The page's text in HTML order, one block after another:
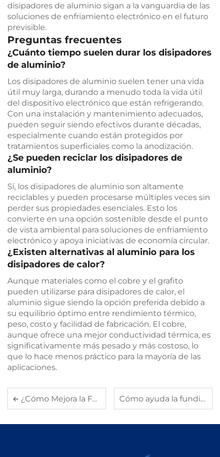
disipadores de aluminio sigan a la vanguardia de las
soluciones de enfriamiento electrónico en el futuro
previsible.
Preguntas frecuentes
¿Cuánto tiempo suelen durar los disipadores
de aluminio?
Los disipadores de aluminio suelen tener una vida
útil muy larga, durando a menudo toda la vida útil
del dispositivo electrónico que están refrigerando.
Con una instalación y mantenimiento adecuados,
pueden seguir siendo efectivos durante décadas,
especialmente cuando están protegidos por
tratamientos superficiales como la anodización.
¿Se pueden reciclar los disipadores de
aluminio?
Sí, los disipadores de aluminio son altamente
reciclables y pueden procesarse múltiples veces sin
perder sus propiedades esenciales. Esto los
convierte en una opción sostenible desde el punto
de vista ambiental para soluciones de enfriamiento
electrónico y apoya iniciativas de economía circular.
¿Existen alternativas al aluminio para los
disipadores de calor?
Aunque materiales como el cobre y el grafito
pueden utilizarse para disipadores de calor, el
aluminio sigue siendo la opción preferida debido a
su equilibrio óptimo entre rendimiento térmico,
peso, costo y facilidad de fabricación. El cobre,
aunque ofrece una mejor conductividad térmica, es
significativamente más pesado y más costoso, lo
que lo hace menos práctico para la mayoría de las
aplicaciones.
¿Cómo Mejora la Fundición de Aluminio la Durabilidad y Resistencia del Producto? Cómo ayuda la fundición a presión de aluminio a lograr geometrías complejas